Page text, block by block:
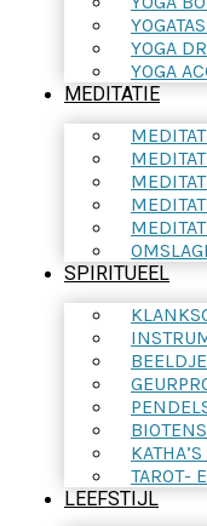
YOGA
YOGA
MEDITATIE
SPIRITUEEL
TAROT-
LEEFSTIJL